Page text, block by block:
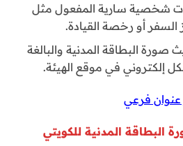
شخصية سارية المفعول مثل
السفر أو رخصة القيادة.
البطاقة المدنية والبالغة
عنوان فرعي
البطاقة المدنية للكويتي